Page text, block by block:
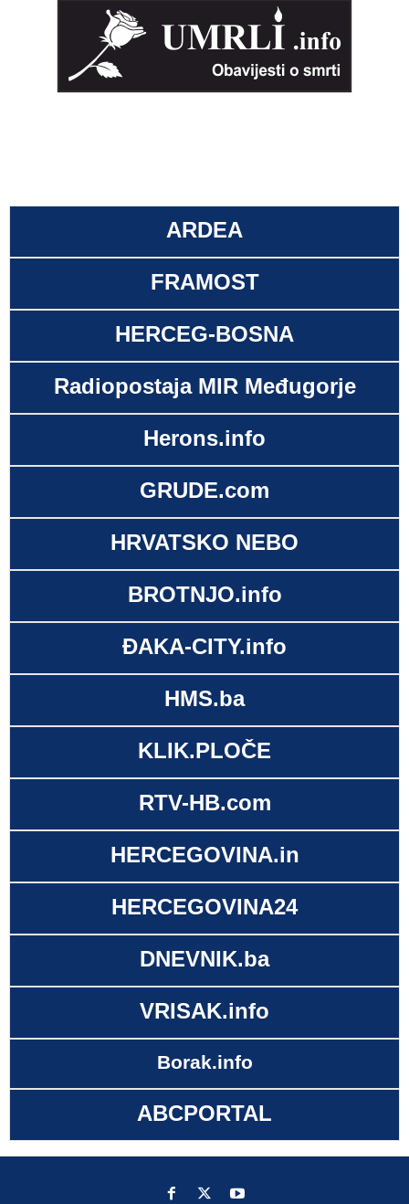
ARDEA
FRAMOST
HERCEG-BOSNA
Radiopostaja MIR Međugorje
Herons.info
GRUDE.com
HRVATSKO NEBO
BROTNJO.info
ĐAKA-CITY.info
HMS.ba
KLIK.PLOČE
RTV-HB.com
HERCEGOVINA.in
HERCEGOVINA24
DNEVNIK.ba
VRISAK.info
Borak.info
ABCPORTAL